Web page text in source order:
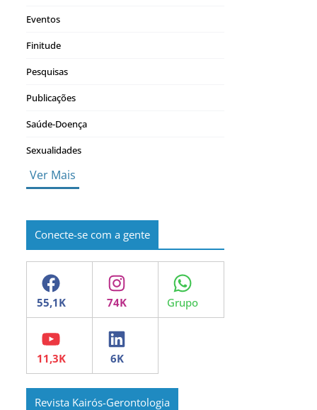
Eventos
Finitude
Pesquisas
Publicações
Saúde-Doença
Sexualidades
Ver Mais
Conecte-se com a gente
Facebook Instagram WhatsApp
YouTube LinkedIn
Revista Kairós-Gerontologia